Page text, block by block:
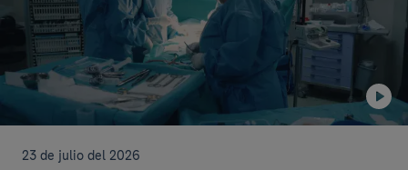
23 de julio del 2026